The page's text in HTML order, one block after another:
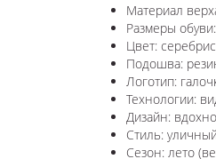
Материал
Размеры
Цвет:
Подошва:
Логотип:
Технологии:
Дизайн:
Стиль:
Сезон: лето